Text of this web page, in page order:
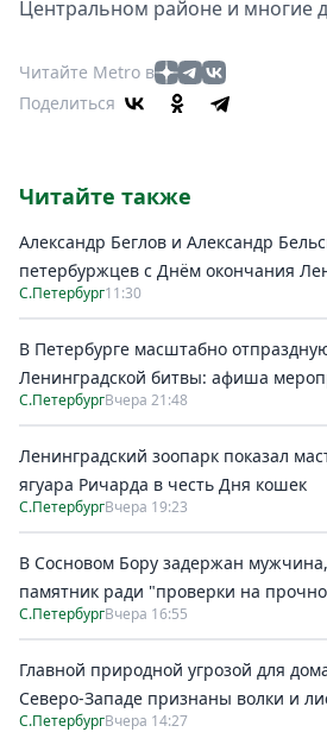
Центральном районе и многие
Читайте Metro в
Поделиться
Читайте также
Александр Беглов и Александр
петербуржцев с Днём окончания
С.Петербург11:30
В Петербурге масштабно
Ленинградской битвы: афиша
С.ПетербургВчера 21:48
Ленинградский зоопарк показал
ягуара Ричарда в честь Дня кошек
С.ПетербургВчера 19:23
В Сосновом Бору задержан
памятник ради "проверки на
С.ПетербургВчера 16:55
Главной природной угрозой для
Северо-Западе признаны волки и
С.ПетербургВчера 14:27